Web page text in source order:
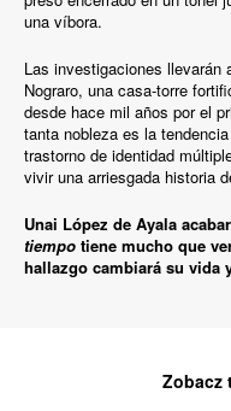
una víbora.
Las investigaciones llevarán
Nograro, una casa-torre
desde hace mil años por el
tanta nobleza es la
trastorno de identidad
vivir una arriesgada historia
Unai López de Ayala
tiempo tiene mucho que
hallazgo cambiará su vida
Zobacz